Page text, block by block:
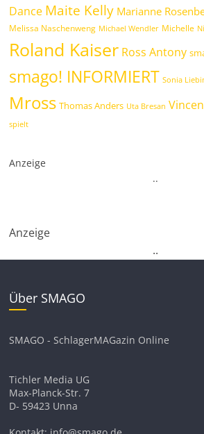
Dance Maite Kelly Marianne
Melissa Naschenweng Michael Wendler Michelle
Roland Kaiser Ross Antony
smago! INFORMIERT Sonia
Mross Thomas Anders Uta Bresan
spielt
Anzeige
..
Anzeige
..
Über SMAGO
SMAGO - SchlagerMAGazin Online
Tichler Media UG
Max-Planck-Str. 7
D- 59423 Unna